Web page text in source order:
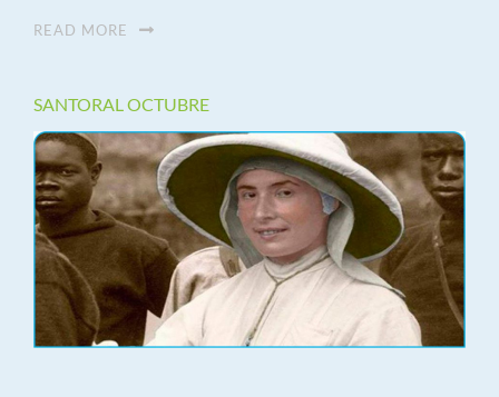
READ MORE
SANTORAL OCTUBRE